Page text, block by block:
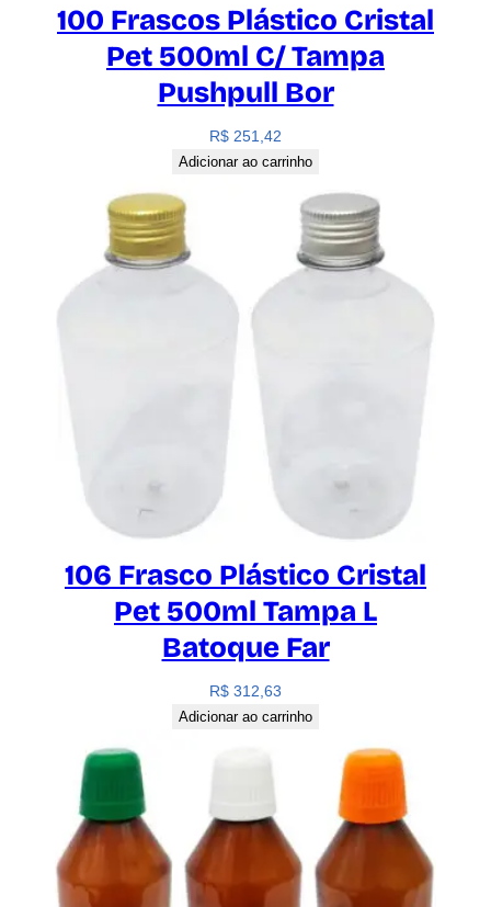
100 Frascos Plástico Cristal
Pet 500ml C/ Tampa
Pushpull Bor
R$ 251,42
Adicionar ao carrinho
106 Frasco Plástico Cristal
Pet 500ml Tampa L
Batoque Far
R$ 312,63
Adicionar ao carrinho